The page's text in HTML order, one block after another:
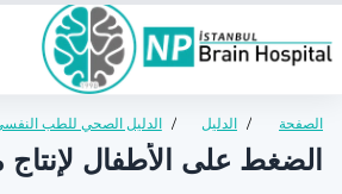
الصفحة
الرئيسية
/ الدليل
الصحي
/ الدليل الصحي للطب
للأطفال والمراهقين
الضغط على الأطفال